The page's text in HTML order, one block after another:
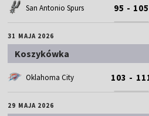
San Antonio Spurs 95 - 105
31 MAJA 2026
Koszykówka
Oklahoma City 103 -
29 MAJA 2026